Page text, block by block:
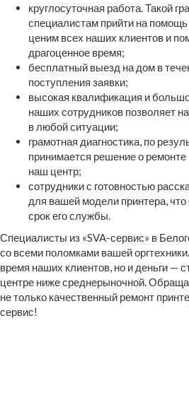
круглосуточная работа. Такой
специалистам прийти на
ценим всех наших клиентов и
драгоценное время;
бесплатный выезд на дом в
поступления заявки;
высокая квалификация и
наших сотрудников позволяет
в любой ситуации;
грамотная диагностика, по
принимается решение о ремонте
наш центр;
сотрудники с готовностью
для вашей модели принтера,
срок его службы.
Специалисты из «SVA-сервис» в
со всеми поломками вашей
время наших клиентов, но и деньги —
центре ниже среднерыночной.
не только качественный ремонт
сервис!